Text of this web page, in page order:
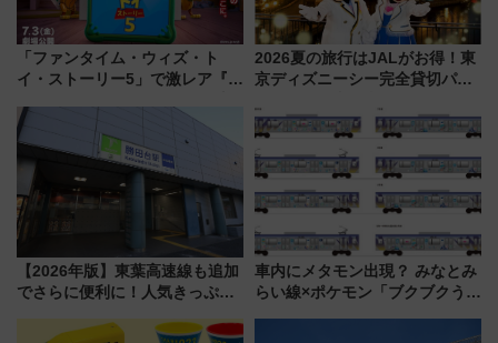
「ファンタイム・ウィズ・ト
イ・ストーリー5」で激レア『ロ
デコレーションも徹底解説
2026夏の旅行はJALがお得！東
京ディズニーシー完全貸切パー
ーン始まる 条件は「夏の国内
線に2回搭乗」
【2026年版】東葉高速線も追加
でさらに便利に！人気きっぷ
今年も発売 秋・早春に千葉県を
車内にメタモン出現？ みなとみ
らい線×ポケモン「ブクブクうみ
行開始に！ この夏は直通列車で